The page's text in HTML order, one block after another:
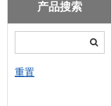
产品搜索
重置